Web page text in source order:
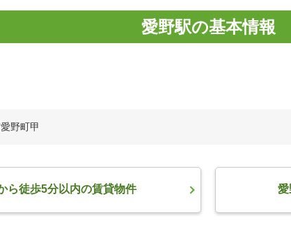
愛野駅の基本情報
野町甲
ら徒歩5分以内の賃貸物件 愛